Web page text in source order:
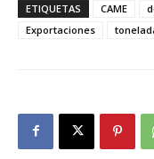
ETIQUETAS
CAME
Exportaciones